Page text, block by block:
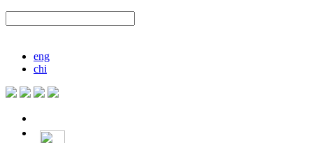
eng
chi